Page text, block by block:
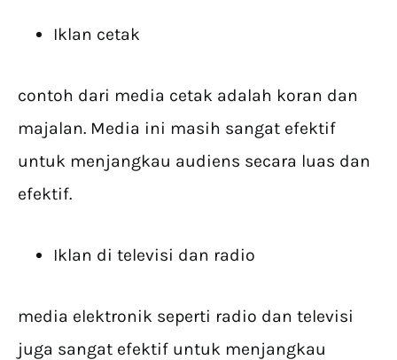
Iklan cetak
contoh dari media cetak adalah koran dan
majalan. Media ini masih sangat efektif
untuk menjangkau audiens secara luas dan
efektif.
Iklan di televisi dan radio
media elektronik seperti radio dan televisi
juga sangat efektif untuk menjangkau